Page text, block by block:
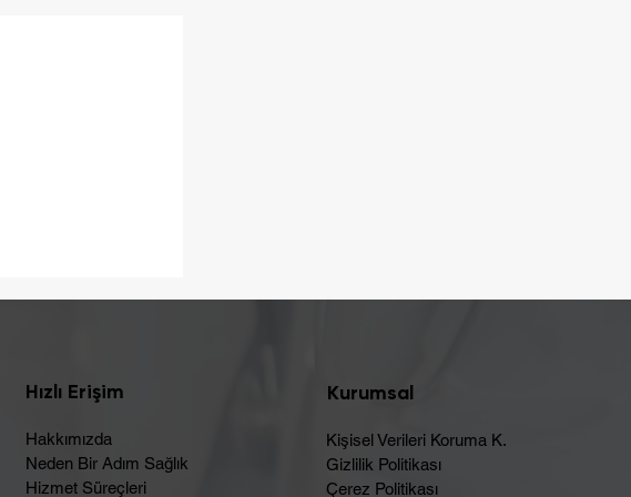
Hızlı Erişim
Hakkımızda
Neden Bir Adım Sağlık
Hizmet Süreçleri
Kurumsal
Kişisel Verileri Koruma K.
Gizlilik Politikası
Çerez Politikası